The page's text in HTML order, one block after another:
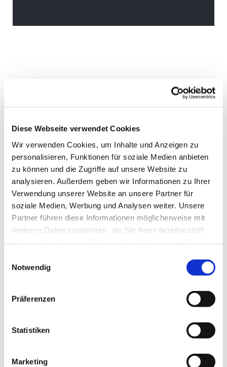
Diese Webseite verwendet Cookies
Wir verwenden Cookies, um Inhalte und Anzeigen zu
personalisieren, Funktionen für soziale Medien anbieten
zu können und die Zugriffe auf unsere Website zu
analysieren. Außerdem geben wir Informationen zu Ihrer
Verwendung unserer Website an unsere Partner für
soziale Medien, Werbung und Analysen weiter. Unsere
Partner führen diese Informationen möglicherweise mit
weiteren Daten zusammen, die Sie ihnen bereitgestellt
Notwendig
Präferenzen
Statistiken
Marketing
Gottesdienste
Lebensbegleitung